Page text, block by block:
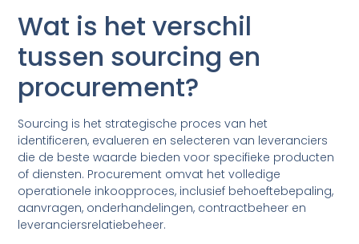
Wat is het verschil
tussen sourcing en
procurement?
Sourcing is het strategische proces van het
identificeren, evalueren en selecteren van leveranciers
die de beste waarde bieden voor specifieke producten
of diensten. Procurement omvat het volledige
operationele inkoopproces, inclusief behoeftebepaling,
aanvragen, onderhandelingen, contractbeheer en
leveranciersrelatiebeheer.